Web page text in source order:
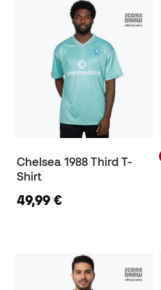
Chelsea 1988 Third T-
Shirt
49,99 €